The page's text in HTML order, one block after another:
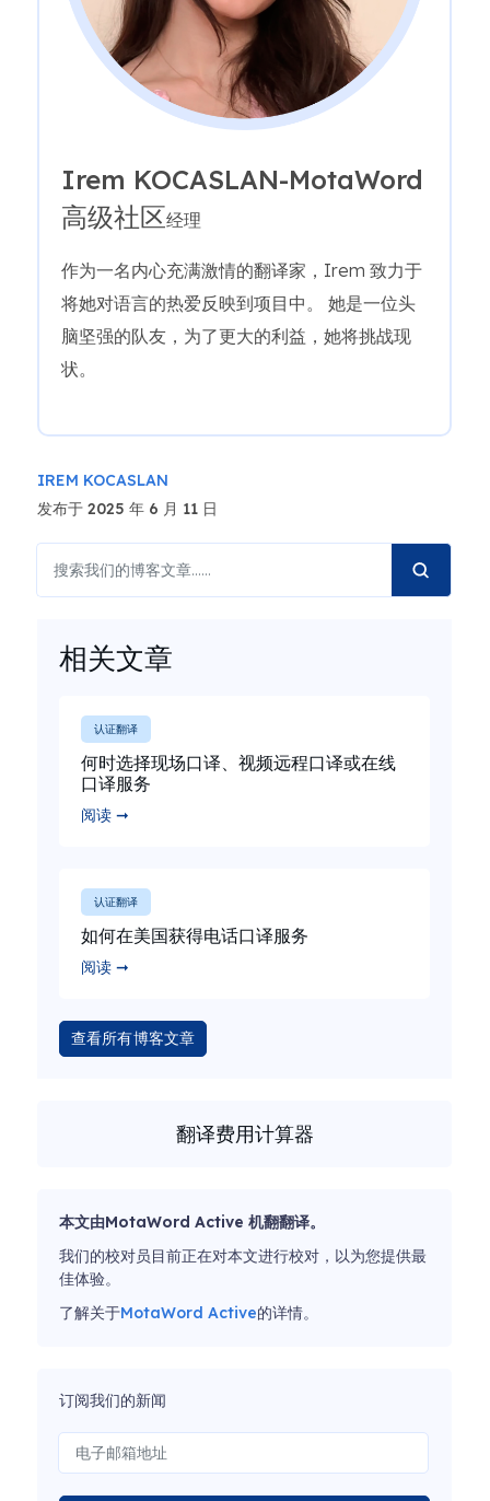
Irem KOCASLAN-MotaWord
高级社区经理
作为一名内心充满激情的翻译家，Irem 致力于
将她对语言的热爱反映到项目中。 她是一位头
脑坚强的队友，为了更大的利益，她将挑战现
状。
IREM KOCASLAN
发布于 2025 年 6 月 11 日
相关文章
认证翻译
何时选择现场口译、视频远程口译或在线
口译服务
阅读 ➞
认证翻译
如何在美国获得电话口译服务
阅读 ➞
查看所有博客文章
翻译费用计算器
本文由MotaWord Active 机翻翻译。
我们的校对员目前正在对本文进行校对，以为您提供最
佳体验。
了解关于MotaWord Active的详情。
订阅我们的新闻